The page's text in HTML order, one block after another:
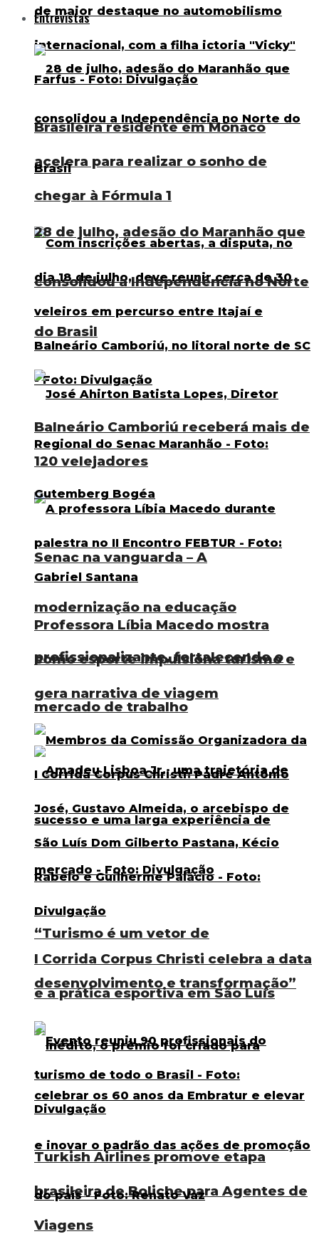
Brasileira residente em Mônaco
acelera para realizar o sonho de
chegar à Fórmula 1
Balneário Camboriú receberá mais de
120 velejadores
Professora Líbia Macedo mostra
como esporte impulsiona turismo e
gera narrativa de viagem
I Corrida Corpus Christi celebra a data
e a prática esportiva em São Luís
Turkish Airlines promove etapa
brasileira de Boliche para Agentes de
Viagens
Entrevistas
28 de julho, adesão do Maranhão que
consolidou a Independência no Norte
do Brasil
Senac na vanguarda – A
modernização na educação
profissionalizante, fortalecendo o
mercado de trabalho
“Turismo é um vetor de
desenvolvimento e transformação”